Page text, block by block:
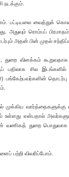
பட்டியலை
ரொம்பப் பிரமாதம்
அதன் பின் முதல்
துறை விளக்கம்
பதிலாக சில இடங்களில்
பங்கேற்பவர்களின் தொடர்பு
முக்கிய
உள்ளது என்பதால்
வணிகத் துறை
பற்றி விவரிப்போம்.